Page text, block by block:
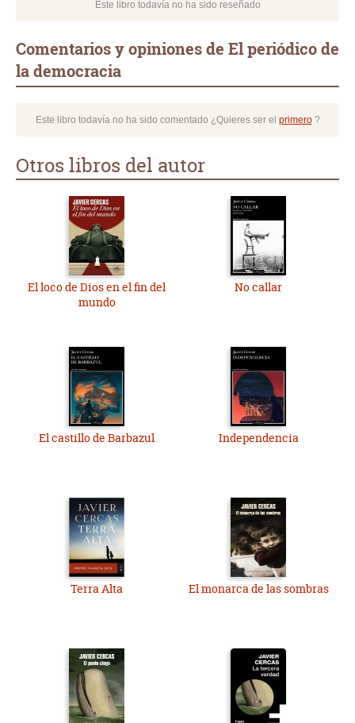
Este libro todavía no ha sido reseñado
Comentarios y opiniones de El periódico de
la democracia
Este libro todavía no ha sido comentado ¿Quieres ser el primero?
Otros libros del autor
El loco de Dios en el fin del
mundo
No callar
El castillo de Barbazul Independencia
Terra Alta El monarca de las sombras